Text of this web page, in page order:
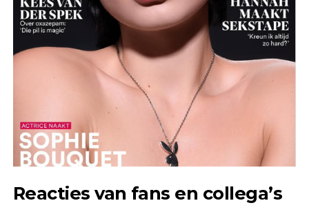
Reacties van fans en collega’s